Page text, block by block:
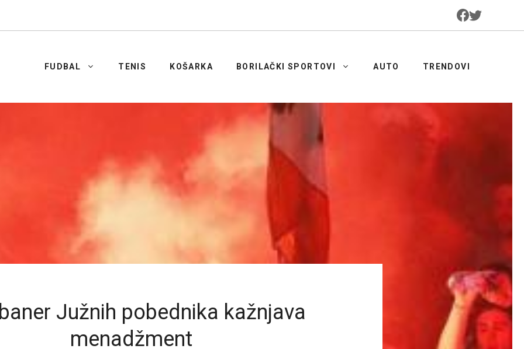
FUDBAL TENIS KOŠARKA BORILAČKI SPORTOVI AUTO TRENDOVI
Južnih pobednika kažnjava
menadžment